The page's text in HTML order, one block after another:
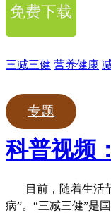
免费下载
三减三健 营养健康
专题
科普视频
目前，随着生活
病”。“三减三健”是